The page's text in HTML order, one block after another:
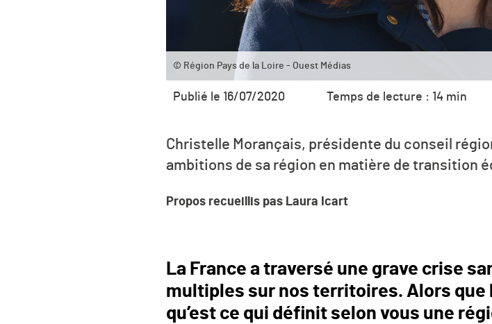
© Région Pays de la Loire - Ouest Médias
Publié le 16/07/2020 Temps de lecture : 14 min
Christelle Morançais, présidente du conseil
ambitions de sa région en matière de transition
Propos recueillis pas Laura Icart
La France a traversé une grave crise
multiples sur nos territoires. Alors que
qu’est ce qui définit selon vous une